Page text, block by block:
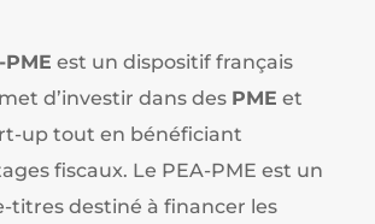
PME est un dispositif français
d’investir dans des PME et
up tout en bénéficiant
fiscaux. Le PEA-PME est un
titres destiné à financer les